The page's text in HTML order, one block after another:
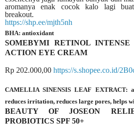
aromanya enak cocok kalo lagi
breakout.
https://shp.ee/mjth5nh
BHA: antioxidant
SOMEBYMI RETINOL
ACTION EYE CREAM
Rp 202.000,00 https://s.shopee.co.id/
CAMELLIA SINENSIS LEAF EXTRACT:
reduces irritation, reduces large pores, helps
BEAUTY OF JOSEON
PROBIOTICS SPF 50+